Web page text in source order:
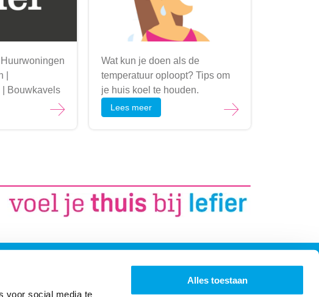
voor social media te
Alles toestaan
| Bouwkavels
Wat kun je doen als de
temperatuur oploopt? Tips om
je huis koel te houden.
Lees meer